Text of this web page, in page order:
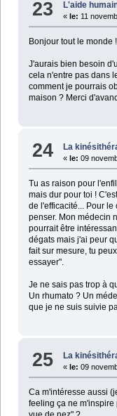
23 L'aide
« le: 11
Bonjour tout le monde !
J'aurais bien besoin
cela n'entre pas dans
comment je pourrais
maison ? Merci
24 La
«le: 09
Tu as raison pour
mais dur pour toi !
de l'efficacité... Pour
penser. Mon médecin
pourrait être
dégats mais j'ai peur
fait sur mesure, tu
essayer".
Je ne sais pas trop à
Un rhumato ? Un
que je ne suis suivie
25 La
«le: 09
Ca m'intéresse aussi
feeling ça ne m'inspire